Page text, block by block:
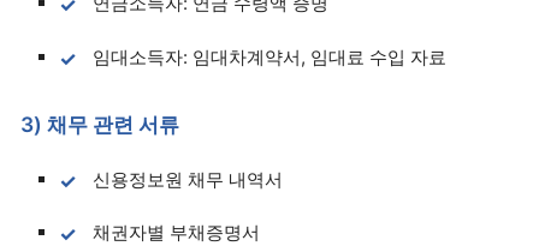
임대소득자: 임대차계약서, 임대료 수입 자료
3) 채무 관련 서류
신용정보원 채무 내역서
채권자별 부채증명서